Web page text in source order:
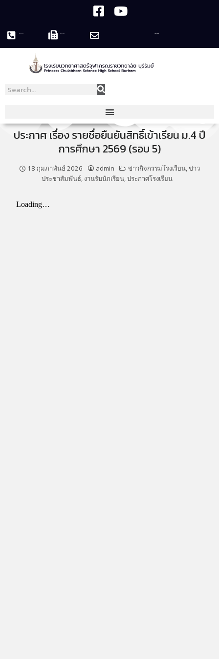
ประกาศ เรื่อง รายชื่อยืนยันสิทธิ์เข้าเรียน ม.4 ปี
การศึกษา 2569 (รอบ 5)
18 กุมภาพันธ์ 2026 admin ข่าวกิจกรรมโรงเรียน,ข่าว
ประชาสัมพันธ์, งานรับนักเรียน,ประกาศโรงเรียน